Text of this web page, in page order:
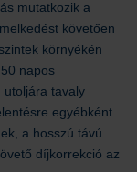
mutatkozik a
követően
környékén
napos
utoljára tavaly
egyébként
a hosszú távú
díjkorrekció az